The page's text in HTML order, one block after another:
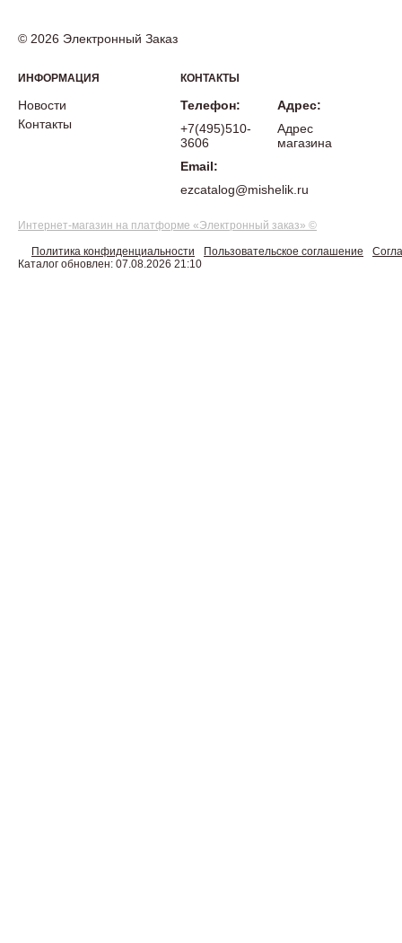
© 2026 Электронный Заказ
ИНФОРМАЦИЯ
Новости
Контакты
КОНТАКТЫ
Телефон:
+7(495)510-
3606
Email:
ezcatalog@mishelik.ru
Адрес:
Адрес
магазина
Интернет-магазин на платформе «Электронный заказ» ©
Политика конфиденциальности Пользовательское соглашение
Каталог обновлен: 07.08.2026 21:10